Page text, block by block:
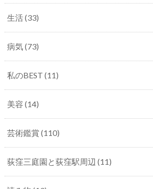
生活(33)
病気(73)
私のBEST (11)
美容 (14)
芸術鑑賞 (110)
荻窪三庭園と荻窪駅周辺 (11)